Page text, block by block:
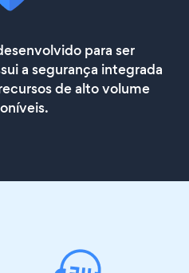
para ser
a segurança integrada
de alto volume